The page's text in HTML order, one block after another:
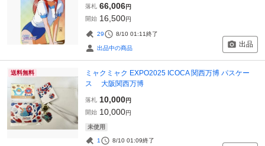
落札 66,006円
開始 16,500円
29 8/10 01:11終了
出品中の商品 出品
送料無料
ミャクミャク EXPO2025 ICOCA 関西万博 パスケー
ス 大阪関西万博
落札 10,000円
開始 10,000円
未使用
1 8/10 01:09終了